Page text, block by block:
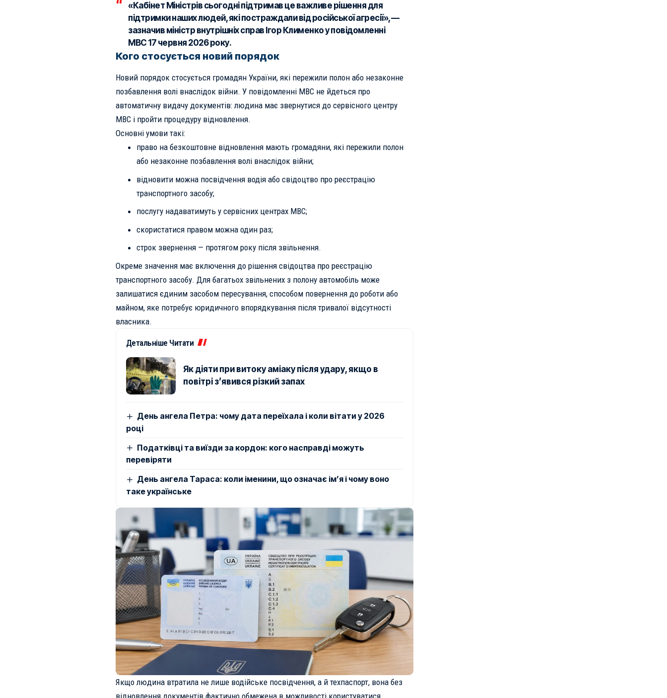
«Кабінет Міністрів сьогодні підтримав це важливе рішення для
підтримки наших людей, які постраждали від російської агресії», —
зазначив міністр внутрішніх справ Ігор Клименко у повідомленні
МВС 17 червня 2026 року.
Кого стосується новий порядок
Новий порядок стосується громадян України, які пережили полон або незаконне
позбавлення волі внаслідок війни. У повідомленні МВС не йдеться про
автоматичну видачу документів: людина має звернутися до сервісного центру
МВС і пройти процедуру відновлення.
Основні умови такі:
право на безкоштовне відновлення мають громадяни, які пережили полон
або незаконне позбавлення волі внаслідок війни;
відновити можна посвідчення водія або свідоцтво про реєстрацію
транспортного засобу;
послугу надаватимуть у сервісних центрах МВС;
скористатися правом можна один раз;
строк звернення — протягом року після звільнення.
Окреме значення має включення до рішення свідоцтва про реєстрацію
транспортного засобу. Для багатьох звільнених з полону автомобіль може
залишатися єдиним засобом пересування, способом повернення до роботи або
майном, яке потребує юридичного впорядкування після тривалої відсутності
власника.
Детальніше Читати
Як діяти при витоку аміаку після удару, якщо в
повітрі з’явився різкий запах
День ангела Петра: чому дата переїхала і коли вітати у 2026
році
Податківці та виїзди за кордон: кого насправді можуть
перевіряти
День ангела Тараса: коли іменини, що означає ім’я і чому воно
таке українське
Якщо людина втратила не лише водійське посвідчення, а й техпаспорт, вона без